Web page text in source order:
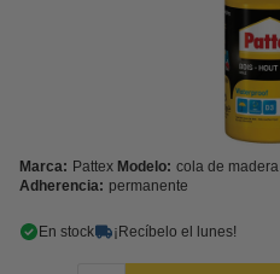
Marca: Pattex Modelo: cola de madera
Adherencia: permanente
En stock ¡Recíbelo el lunes!